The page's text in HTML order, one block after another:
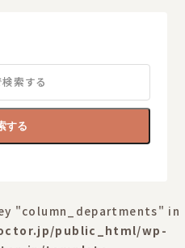
索する
する
"column_departments" in
public_html/wp-